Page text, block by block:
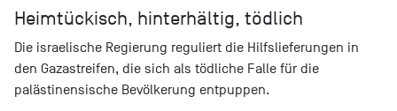
Heimtückisch, hinterhältig, tödlich
Die israelische Regierung reguliert die Hilfslieferungen in
den Gazastreifen, die sich als tödliche Falle für die
palästinensische Bevölkerung entpuppen.